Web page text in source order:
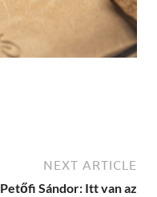
NEXT ARTICLE
Petőfi Sándor: Itt van az